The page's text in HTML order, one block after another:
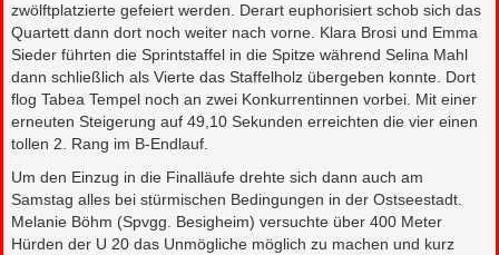
zwölftplatzierte gefeiert werden. Derart euphorisiert schob sich das
Quartett dann dort noch weiter nach vorne. Klara Brosi und Emma
Sieder führten die Sprintstaffel in die Spitze während Selina Mahl
dann schließlich als Vierte das Staffelholz übergeben konnte. Dort
flog Tabea Tempel noch an zwei Konkurrentinnen vorbei. Mit einer
erneuten Steigerung auf 49,10 Sekunden erreichten die vier einen
tollen 2. Rang im B-Endlauf.
Um den Einzug in die Finalläufe drehte sich dann auch am
Samstag alles bei stürmischen Bedingungen in der Ostseestadt.
Melanie Böhm (Spvgg. Besigheim) versuchte über 400 Meter
Hürden der U 20 das Unmögliche möglich zu machen und kurz